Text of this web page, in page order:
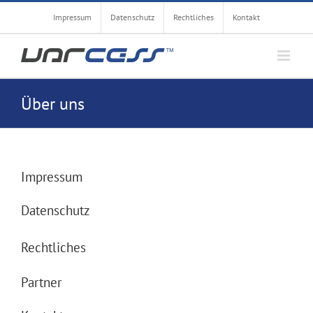
Zum
springen
Impressum Datenschutz Rechtliches Kontakt
Über uns
Impressum
Datenschutz
Rechtliches
Partner